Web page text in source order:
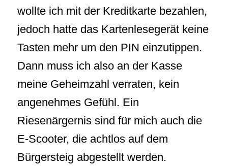
wollte ich mit der Kreditkarte bezahlen,
jedoch hatte das Kartenlesegerät keine
Tasten mehr um den PIN einzutippen.
Dann muss ich also an der Kasse
meine Geheimzahl verraten, kein
angenehmes Gefühl. Ein
Riesenärgernis sind für mich auch die
E-Scooter, die achtlos auf dem
Bürgersteig abgestellt werden.